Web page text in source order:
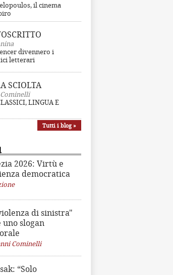
il cinema
divennero i
letterari
SCIOLTA
LINGUA E
Tutti i blog »
2026: Virtù e
democratica
di sinistra"
uno slogan
Cominelli
“Solo